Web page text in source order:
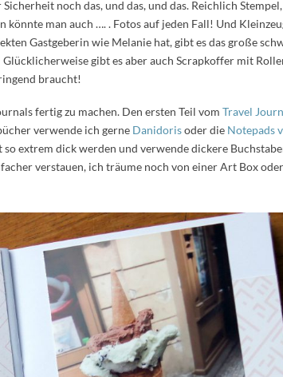
noch das, und das, und das. Reichlich
man auch …. . Fotos auf jeden Fall! Und
Gastgeberin wie Melanie hat, gibt es das große
gibt es aber auch Scrapkoffer mit
braucht!
fertig zu machen. Den ersten Teil vom Travel
verwende ich gerne Danidorisoder die Notepads
so extrem dick werden und verwende dickere
verstauen, ich träume noch von einer Art Box